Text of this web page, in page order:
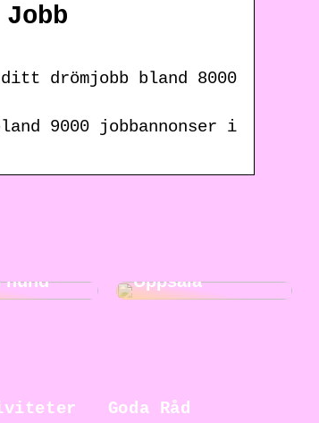
drömjobb bland 8000
9000 jobbannonser i
hund
Uppsala
Goda Råd